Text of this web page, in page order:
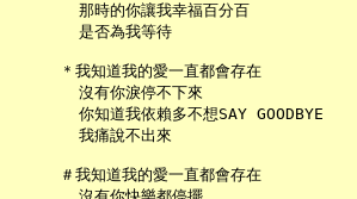
     那時的你讓我幸福百分百
     是否為我等待
   ＊我知道我的愛一直都會存在
     沒有你淚停不下來
     你知道我依賴多不想SAY GOODBYE
     我痛說不出來
   ＃我知道我的愛一直都會存在